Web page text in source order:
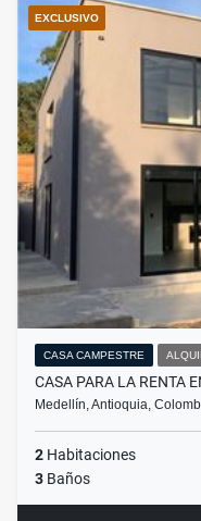
EXCLUSIVO
CASA CAMPESTRE
CASA PARA LA RENTA
Medellín, Antioquia,
2 Habitaciones
3 Baños